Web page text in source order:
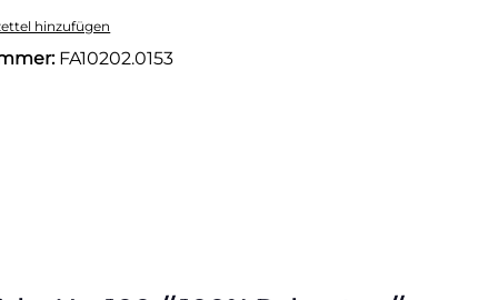
hinzufügen
FA10202.0153